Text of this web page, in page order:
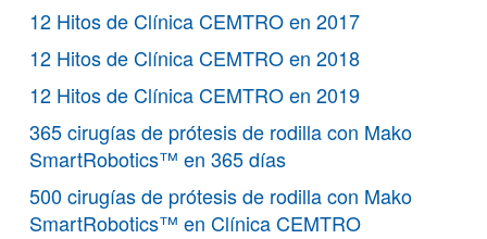
12 Hitos de Clínica CEMTRO en 2017
12 Hitos de Clínica CEMTRO en 2018
12 Hitos de Clínica CEMTRO en 2019
365 cirugías de prótesis de rodilla con Mako
SmartRobotics™ en 365 días
500 cirugías de prótesis de rodilla con Mako
SmartRobotics™ en Clínica CEMTRO